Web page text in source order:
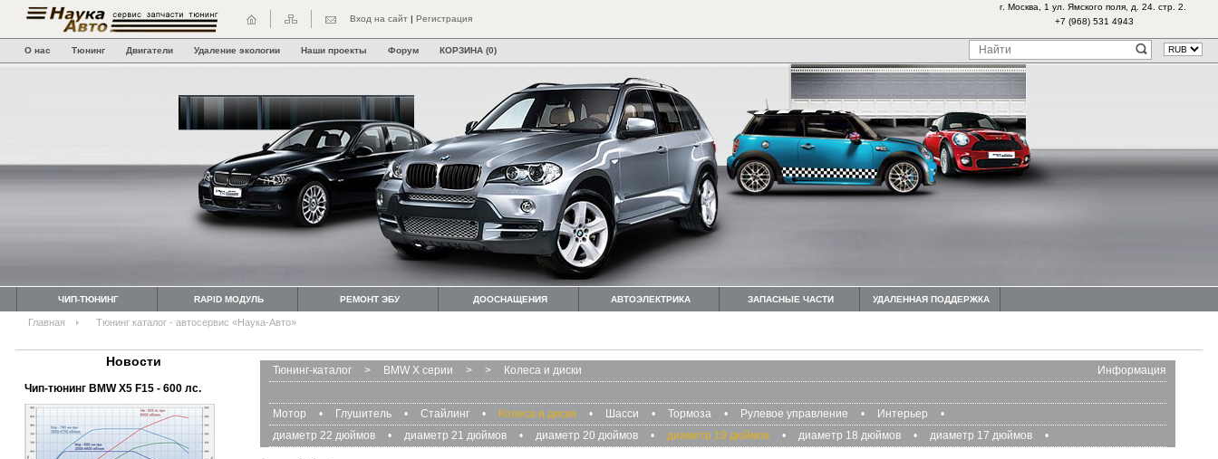
Вход на сайт | Регистрация
г. Москва, 1 ул. Ямского поля, д. 24. стр. 2.
+7 (968) 531 4943
О нас Тюнинг Двигатели Удаление экологии Наши проекты Форум КОРЗИНА (0)
ЧИП-ТЮНИНГ RAPID МОДУЛЬ РЕМОНТ ЭБУ ДООСНАЩЕНИЯ АВТОЭЛЕКТРИКА ЗАПАСНЫЕ ЧАСТИ УДАЛЕННАЯ ПОДДЕРЖКА
Главная Тюнинг каталог - автосервис «Наука-Авто»
Новости
Чип-тюнинг BMW Х5 F15 - 600 лс.
Информация
Тюнинг-каталог > BMW X серии > > Колеса и диски
Мотор • Глушитель • Стайлинг • Колеса и диски • Шасси • Тормоза • Рулевое управление • Интерьер
•
диаметр 22 дюймов
• диаметр 21 дюймов • диаметр 20 дюймов • диаметр 19 дюймов • диаметр 18 дюймов • диаметр 17 дюймов •